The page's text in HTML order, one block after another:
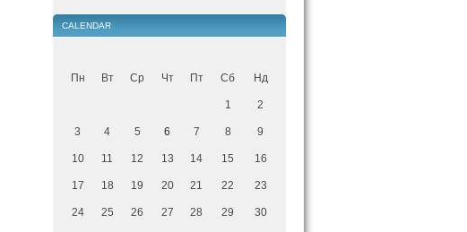
CALENDAR
Пн Вт Ср Чт Пт Сб Нд
1 2
3 4 5 6 7 8 9
10 11 12 13 14 15 16
17 18 19 20 21 22 23
24 25 26 27 28 29 30